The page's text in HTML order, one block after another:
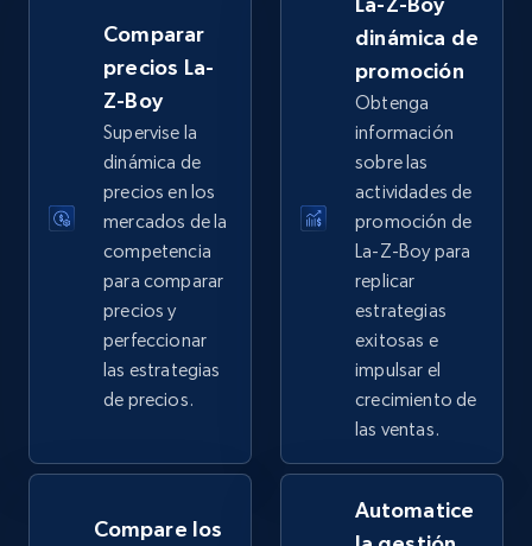
Comenzar ahora
eBay - Gather data on products using
specified keywords
URL, Product id, Title, Seller name, Seller rating,
Seller reviews, Breadcrumbs, Root category, and
2.5K+ Comenzar ahora
eBay - Collect products from shops on eBay
URL, Product id, Title, Seller name, Seller rating,
Seller reviews, Breadcrumbs, Root category, and
Comparar
precios La-
Z-Boy
Supervise la
dinámica de
precios en los
mercados de la
competencia
para comparar
precios y
perfeccionar
las estrategias
de precios.
dinámica de
promoción
Obtenga
información
sobre las
actividades de
promoción de
La-Z-Boy para
replicar
estrategias
exitosas e
impulsar el
crecimiento de
las ventas.
Compare los
Automatice